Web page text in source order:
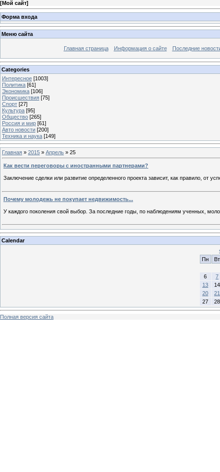
[Мой сайт]
Форма входа
Меню сайта
Главная страница Информация о сайте Последние
Categories
Интересное [1003]
Политика [61]
Экономика [106]
Происшествия [75]
Спорт [27]
Культура [95]
Общество [265]
Россия и мир [61]
Авто новости [200]
Техника и наука [149]
Главная » 2015 » Апрель » 25
Как вести переговоры с иностранными партнерами?
Заключение сделки или развитие определенного проекта зависит, как правило, от
Почему молодежь не покупает недвижимость...
У каждого поколения свой выбор. За последние годы, по наблюдениям ученных,
Calendar
Пн
Вт
6
7
13
14
20
21
27
28
Полная версия сайта